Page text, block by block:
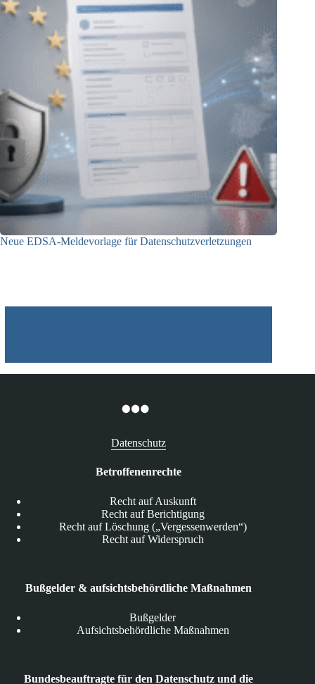
Neue EDSA-Meldevorlage für Datenschutzverletzungen
Datenschutz
Betroffenenrechte
Recht auf Auskunft
Recht auf Berichtigung
Recht auf Löschung („Vergessenwerden“)
Recht auf Widerspruch
Bußgelder & aufsichtsbehördliche Maßnahmen
Bußgelder
Aufsichtsbehördliche Maßnahmen
Bundesbeauftragte für den Datenschutz und die